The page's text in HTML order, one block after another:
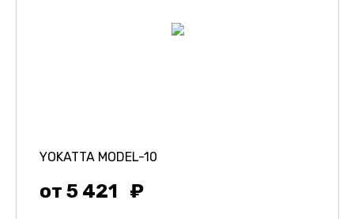
YOKATTA MODEL-10
от 5 421